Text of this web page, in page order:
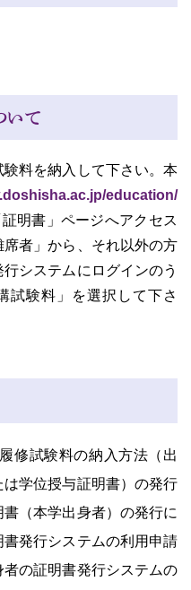
いて
料を納入して下さい。本
education/
証明書」ページへアクセス
者」から、それ以外の方
システムにログインのう
試験料」を選択して下さ
修試験料の納入方法（出
学位授与証明書）の発行
書（本学出身者）の発行に
発行システムの利用申請
の証明書発行システムの